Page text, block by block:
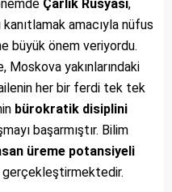
Çarlık Rusyası,
kanıtlamak amacıyla nüfus
büyük önem veriyordu.
Moskova yakınlarındaki
her bir ferdi tek tek
bürokratik disiplini
başarmıştır. Bilim
üreme potansiyeli
gerçekleştirmektedir.